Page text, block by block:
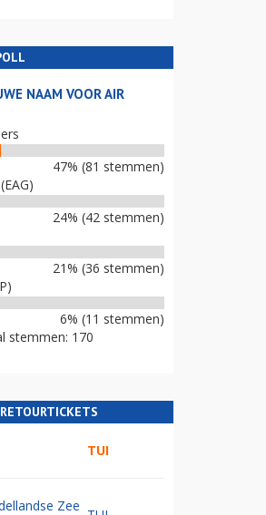
NAAM VOOR AIR
47% (81 stemmen)
24% (42 stemmen)
21% (36 stemmen)
6% (11 stemmen)
stemmen: 170
TUI
Zee